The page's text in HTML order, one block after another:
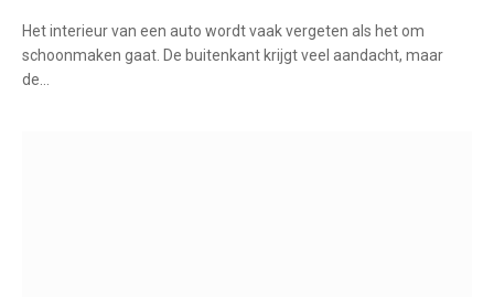
Het interieur van een auto wordt vaak vergeten als het om
schoonmaken gaat. De buitenkant krijgt veel aandacht, maar
de…